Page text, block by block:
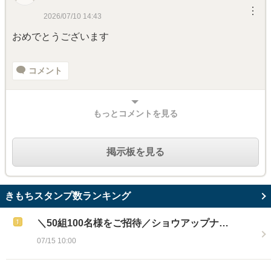
2026/07/10 14:43 ︙
おめでとうございます
コメント
もっとコメントを見る
掲示板を見る
きもちスタンプ数ランキング
＼50組100名様をご招待／ショウアップナ…
07/15 10:00